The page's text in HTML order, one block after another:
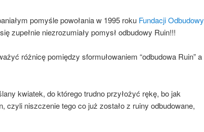
pomyśle powołania w 1995 roku Fundacji Odbudowy
zupełnie niezrozumiały pomysł odbudowy Ruin!!!
różnicę pomiędzy sformułowaniem “odbudowa Ruin” a
kwiatek, do którego trudno przyłożyć rękę, bo jak
czyli niszczenie tego co już zostało z ruiny odbudowane,